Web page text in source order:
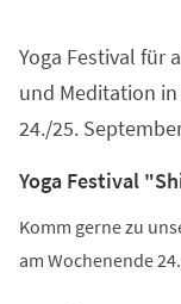
Yoga Festival für
und Meditation
24./25.
Yoga Festival
Komm gerne zu
am Wochenende